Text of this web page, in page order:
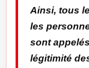
Ainsi, tous
les
sont
légitimité